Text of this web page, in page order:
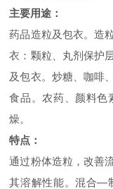
主要用途：
药品造粒及包衣。造
衣：颗粒、丸剂保护
及包衣。炒糖、咖啡
食品。农药、颜料色
燥。
特点：
通过粉体造粒，改善
其溶解性能。混合—